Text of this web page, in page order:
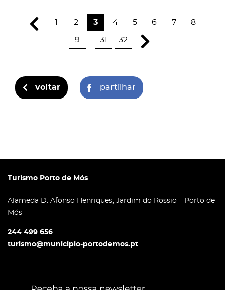
1 2 3 4 5 6 7 8
9 31 32
voltar partilhar
Turismo Porto de Mós
Alameda D. Afonso Henriques, Jardim do Rossio – Porto de
Mós
244 499 656
turismo@municipio-portodemos.pt